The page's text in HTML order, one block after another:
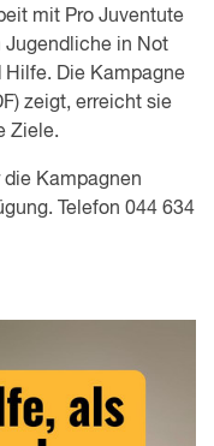
mit Pro Juventute
Jugendliche in Not
Hilfe. Die Kampagne
zeigt, erreicht sie
Ziele.
Kampagnen
Telefon 044 634